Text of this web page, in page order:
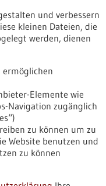
und verbessern
kleinen Dateien, die
werden, dienen
Elemente wie
Navigation zugänglich
zu können um zu
Website benutzen und
zu können